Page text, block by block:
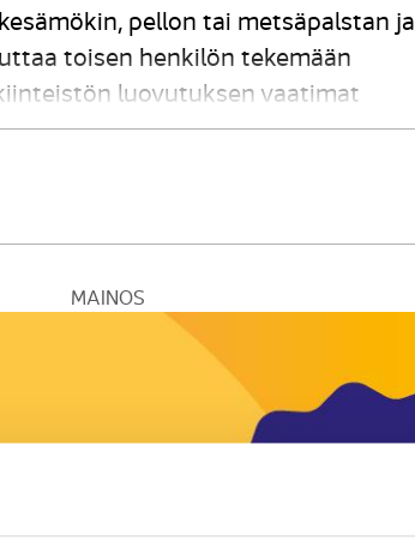
pellon tai metsäpalstan ja
toisen henkilön tekemään
luovutuksen vaatimat
Palvelu ohjaa
MAINOS